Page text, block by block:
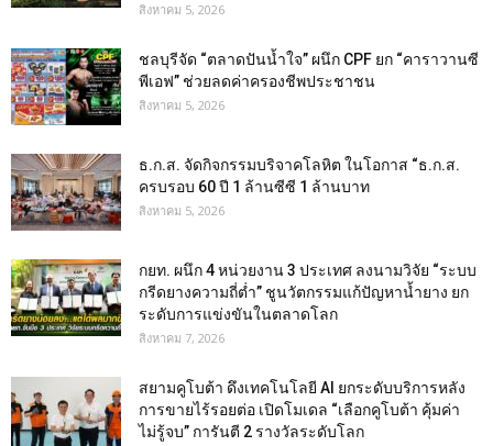
สิงหาคม 5, 2026
ชลบุรีจัด “ตลาดปันน้ำใจ” ผนึก CPF ยก “คาราวานซี
พีเอฟ” ช่วยลดค่าครองชีพประชาชน
สิงหาคม 5, 2026
ธ.ก.ส. จัดกิจกรรมบริจาคโลหิต ในโอกาส “ธ.ก.ส.
ครบรอบ 60 ปี 1 ล้านซีซี 1 ล้านบาท
สิงหาคม 5, 2026
กยท. ผนึก 4 หน่วยงาน 3 ประเทศ ลงนามวิจัย “ระบบ
กรีดยางความถี่ต่ำ” ชูนวัตกรรมแก้ปัญหาน้ำยาง ยก
ระดับการแข่งขันในตลาดโลก
สิงหาคม 7, 2026
สยามคูโบต้า ดึงเทคโนโลยี AI ยกระดับบริการหลัง
การขายไร้รอยต่อ เปิดโมเดล “เลือกคูโบต้า คุ้มค่า
ไม่รู้จบ” การันตี 2 รางวัลระดับโลก